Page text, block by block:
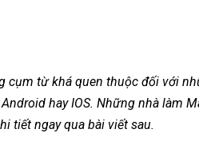
cụm từ khá quen thuộc đối với
hay IOS. Những nhà làm
tiết ngay qua bài viết sau.